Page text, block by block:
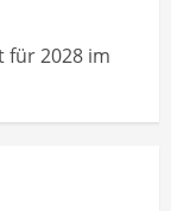
für 2028 im